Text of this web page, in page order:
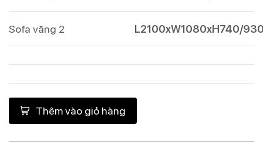
Sofa văng 2 L2100xW1080xH740/
Thêm vào giỏ hàng